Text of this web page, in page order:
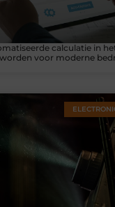
calculatie in
voor moderne